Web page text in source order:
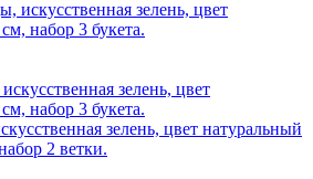
зелень, цвет
набор 3 букета.